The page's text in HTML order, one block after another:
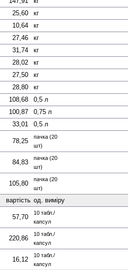
25,60
кг
10,64
кг
27,46
кг
31,74
кг
28,02
кг
27,50
кг
28,80
кг
108,68
0,5 л
100,87
0,75 л
33,01
0,5 л
78,25
пачка (20
шт)
84,83
пачка (20
шт)
105,80
пачка (20
шт)
вартість од. виміру
57,70
10 табл./
капсул
220,86
10 табл./
капсул
16,12
10 табл./
капсул